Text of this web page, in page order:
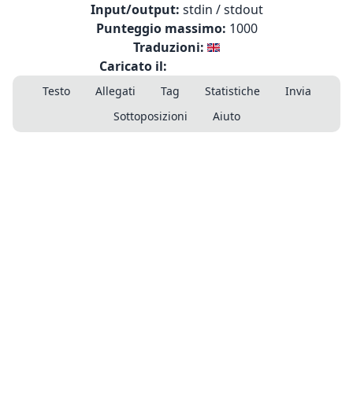
Input/output: stdin / stdout
Punteggio massimo: 1000
Traduzioni:
Caricato il:
Testo Allegati Tag Statistiche
Invia
Sottoposizioni
Aiuto